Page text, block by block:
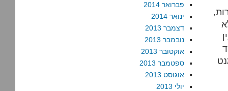
פברואר 2014
ינואר 2014
דצמבר 2013
נובמבר 2013
אוקטובר 2013
ספטמבר 2013
אוגוסט 2013
יולי 2013